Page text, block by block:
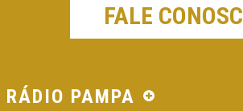
FALE
RÁDIO PAMPA